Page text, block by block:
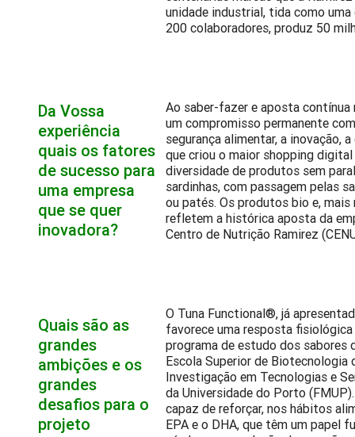
unidade industrial, tida como
200 colaboradores, produz 50
Da Vossa
experiência
quais os fatores
de sucesso para
uma empresa
que se quer
inovadora?
Ao saber-fazer e aposta contínua
um compromisso permanente
segurança alimentar, a inovação,
que criou o maior shopping
diversidade de produtos sem
sardinhas, com passagem pelas
ou patés. Os produtos bio e,
refletem a histórica aposta da
Centro de Nutrição Ramirez
Quais são as
grandes
ambições e os
grandes
desafios para o
projeto
O Tuna Functional®, já
favorece uma resposta
programa de estudo dos sabores
Escola Superior de Biotecnologia
Investigação em Tecnologias e
da Universidade do Porto
capaz de reforçar, nos hábitos
EPA e o DHA, que têm um papel